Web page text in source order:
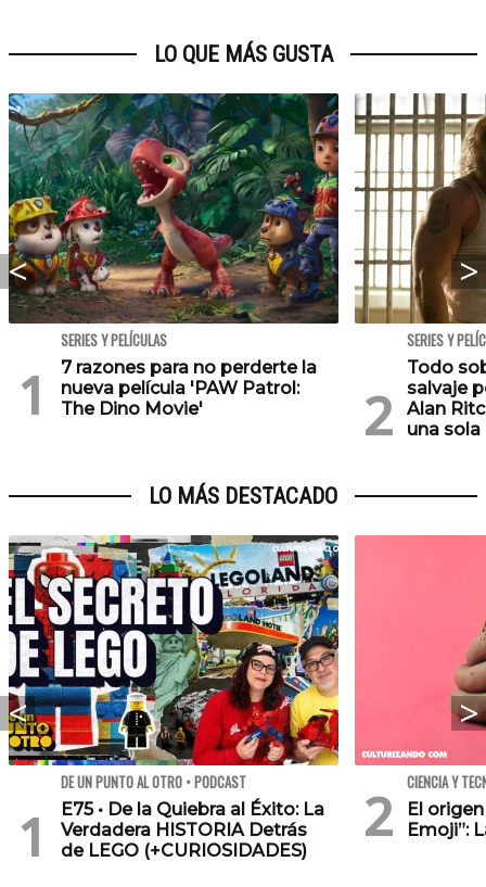
LO QUE MÁS GUSTA
SERIES Y PELÍCULAS
7 razones para no perderte la
nueva película 'PAW Patrol:
The Dino Movie'
SERIES Y
Todo
salvaje
Alan
una sola
LO MÁS DESTACADO
DE UN PUNTO AL OTRO • PODCAST
E75 • De la Quiebra al Éxito: La
Verdadera HISTORIA Detrás
de LEGO (+CURIOSIDADES)
CIENCIA Y
El
Emoji”: